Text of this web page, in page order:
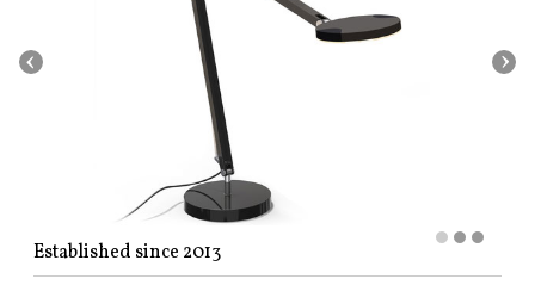
‹ ›
Established since 2013